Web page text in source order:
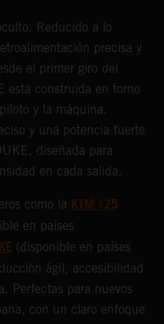
Reducido a lo
precisa y
el primer giro del
está construida en torno
y la máquina.
y una potencia fuerte
diseñada para
en cada salida.
como la KTM 125
en países
(disponible en países
ágil, accesibilidad
Perfectas para nuevos
con un claro enfoque